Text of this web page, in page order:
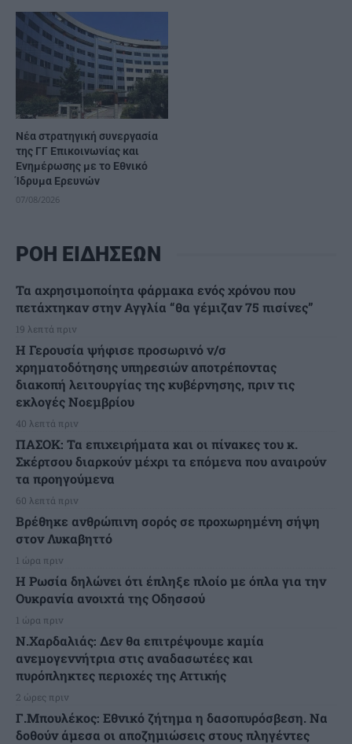
Νέα στρατηγική συνεργασία
της ΓΓ Επικοινωνίας και
Ενημέρωσης με το Εθνικό
Ίδρυμα Ερευνών
07/08/2026
ΡΟΗ ΕΙΔΗΣΕΩΝ
Τα αχρησιμοποίητα φάρμακα ενός χρόνου που
πετάχτηκαν στην Αγγλία “θα γέμιζαν 75 πισίνες”
19 λεπτά πριν
Η Γερουσία ψήφισε προσωρινό ν/σ
χρηματοδότησης υπηρεσιών αποτρέποντας
διακοπή λειτουργίας της κυβέρνησης, πριν τις
εκλογές Νοεμβρίου
40 λεπτά πριν
ΠΑΣΟΚ: Τα επιχειρήματα και οι πίνακες του κ.
Σκέρτσου διαρκούν μέχρι τα επόμενα που αναιρούν
τα προηγούμενα
60 λεπτά πριν
Βρέθηκε ανθρώπινη σορός σε προχωρημένη σήψη
στον Λυκαβηττό
1 ώρα πριν
Η Ρωσία δηλώνει ότι έπληξε πλοίο με όπλα για την
Ουκρανία ανοιχτά της Οδησσού
1 ώρα πριν
Ν.Χαρδαλιάς: Δεν θα επιτρέψουμε καμία
ανεμογεννήτρια στις αναδασωτέες και
πυρόπληκτες περιοχές της Αττικής
2 ώρες πριν
Γ.Μπουλέκος: Εθνικό ζήτημα η δασοπυρόσβεση. Να
δοθούν άμεσα οι αποζημιώσεις στους πληγέντες